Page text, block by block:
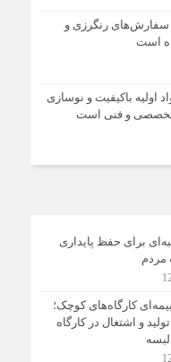
رنگرزی و
است
اولیه باکیفیت و نوسازی
تخصصی و فنی است
برای حفظ پایداری
کارگاه‌های کوچک؛
و اشتغال در کارگاه